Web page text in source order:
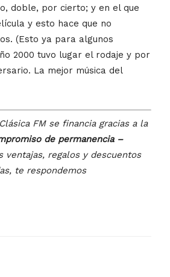
arriba/abajo
aumentar
o
disminuir
volumen.
doble, por cierto; y en el que
y esto hace que no
(Esto ya para algunos
2000 tuvo lugar el rodaje y por
La mejor música del
FM se financia gracias a la
de permanencia –
ventajas, regalos y descuentos
te respondemos